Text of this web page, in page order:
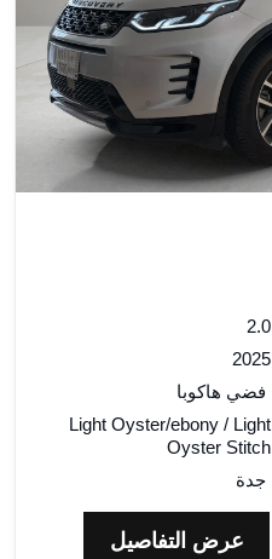
2.0
2025
فضي هاكوبا
Light Oyster/ebony / Light
Oyster Stitch
جدة
عرض التفاصيل